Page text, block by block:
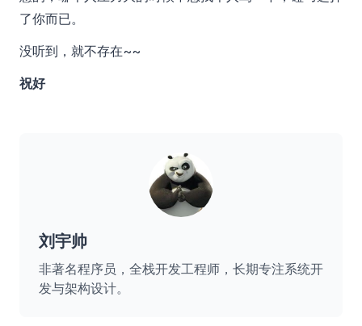
了你而已。
没听到，就不存在~~
祝好
刘宇帅
非著名程序员，全栈开发工程师，长期专注系统开
发与架构设计。